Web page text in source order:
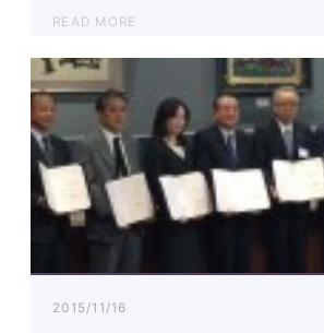
READ MORE
2015/11/16